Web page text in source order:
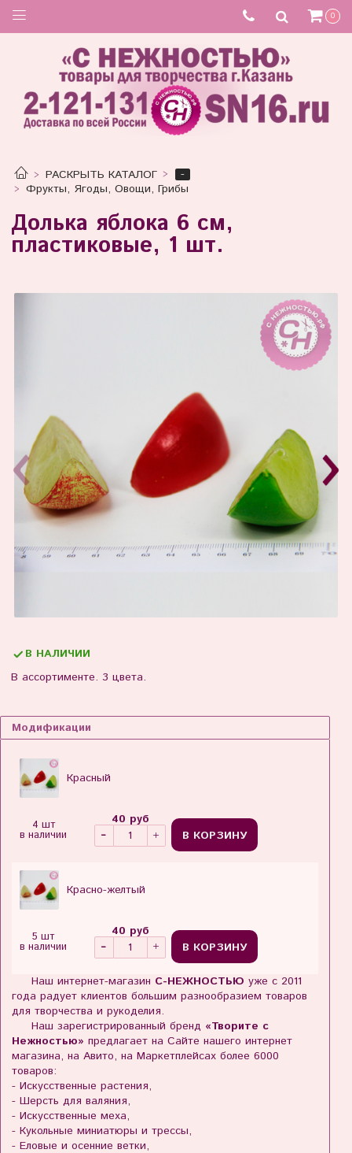
0
РАСКРЫТЬ КАТАЛОГ
-
Фрукты, Ягоды, Овощи, Грибы
Долька яблока 6 см,
пластиковые, 1 шт.
В ассортименте. 3 цвета.
В НАЛИЧИИ
Модификации
Красный
4 шт
в наличии
40 руб
В КОРЗИНУ
Красно-желтый
5 шт
в наличии
40 руб
В КОРЗИНУ
Наш интернет-магазин С-НЕЖНОСТЬЮ уже с 2011
года радует клиентов большим разнообразием товаров
для творчества и рукоделия.
Наш зарегистрированный бренд «Творите с
Нежностью» предлагает на Сайте нашего интернет
магазина, на Авито, на Маркетплейсах более 6000
товаров:
- Искусственные растения,
- Шерсть для валяния,
- Искусственные меха,
- Кукольные миниатюры и трессы,
- Еловые и осенние ветки,